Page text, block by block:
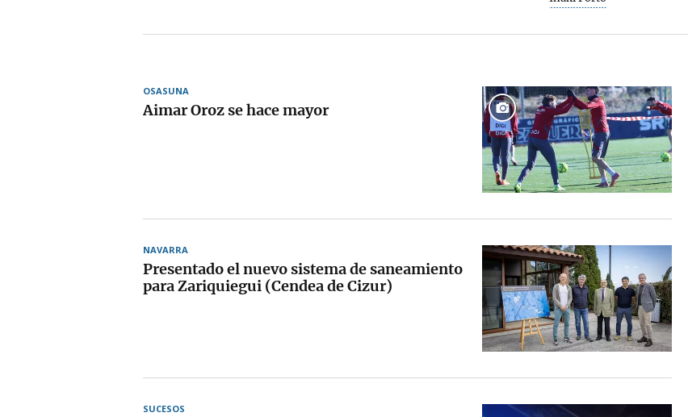
OSASUNA
Aimar Oroz se hace mayor
NAVARRA
Presentado el nuevo sistema de saneamiento
para Zariquiegui (Cendea de Cizur)
SUCESOS